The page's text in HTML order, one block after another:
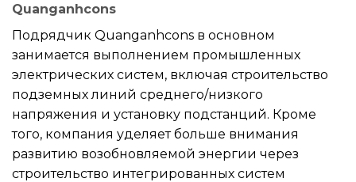
Quanganhcons
Подрядчик Quanganhcons в основном
занимается выполнением промышленных
электрических систем, включая строительство
подземных линий среднего/низкого
напряжения и установку подстанций. Кроме
того, компания уделяет больше внимания
развитию возобновляемой энергии через
строительство интегрированных систем